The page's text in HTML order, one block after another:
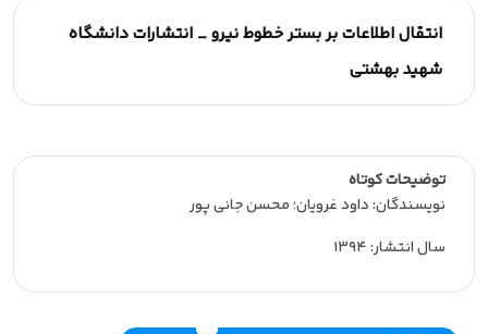
انتقال اطلاعات بر بستر خطوط نیرو _ انتشارات دانشگاه
شهید بهشتی
توضیحات کوتاه
نویسندگان: داود غرویان؛ محسن جانی پور
سال انتشار: 1394